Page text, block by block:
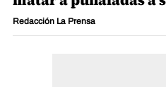
Redacción La Prensa